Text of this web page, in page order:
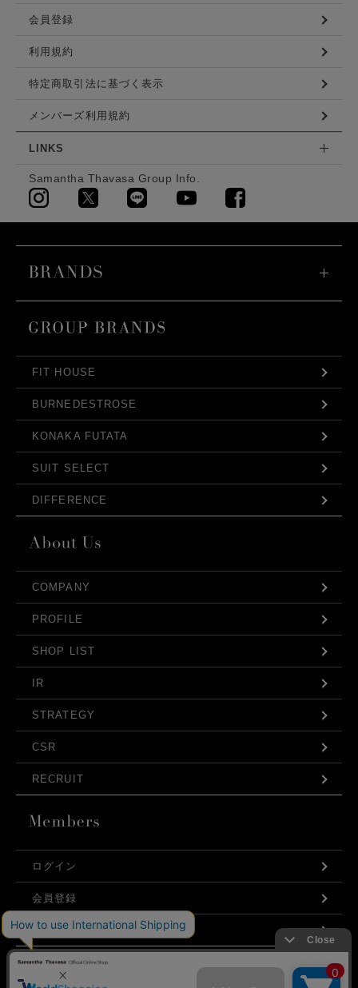
会員登録
利用規約
特定商取引法に基づく表示
メンバーズ利用規約
LINKS
Samantha Thavasa Group Info.
FIT HOUSE
BURNEDESTROSE
KONAKA FUTATA
SUIT SELECT
DIFFERENCE
COMPANY
PROFILE
SHOP LIST
IR
STRATEGY
CSR
RECRUIT
ログイン
会員登録
利用規約
お問い合わせ
弊社はCookieを利用し、Webの利便性向上に努め